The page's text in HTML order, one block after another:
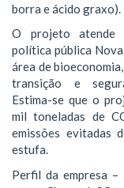
borra e ácido graxo).
O projeto atende
política pública
área de
transição e
Estima-se que o
mil toneladas de
emissões evitadas
estufa.
Perfil da empresa –